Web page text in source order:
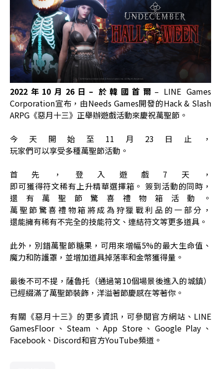
2022 年 10 月 26日 – 於韓國首爾 – LINE Games
Corporation宣布，由Needs Games開發的Hack & Slash
ARPG《惡月十三》正舉辦遊戲活動來慶祝萬聖節。
今天開始至11月23日止，
玩家們可以享受多種萬聖節活動。
首先，登入遊戲7天，
即可獲得符文稀有上升精華選擇箱。 簽到活動的同時，
還有萬聖節驚喜禮物箱活動。
萬聖節驚喜禮物箱將成為狩獵戰利品的一部分，
還能擁有稀有不完全的技能符文、連結符文等更多道具。
此外，別錯萬聖節糖果，可用來增幅5%的最大生命值、
魔力和防護罩，並增加道具掉落率和金幣獲得量。
最後不可不提，薩魯托（通過第10個場景後進入的城鎮）
已經綴滿了萬聖節裝飾，洋溢著節慶感在等著你。
有關《惡月十三》的更多資訊，可參閱官方網站 、 LINE
GamesFloor、 Steam 、App Store、 Google Play 、
Facebook 、 Discord和官方YouTube頻道 。